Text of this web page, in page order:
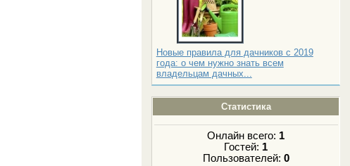
Новые правила для дачников с 2019
года: о чем нужно знать всем
владельцам дачных...
Статистика
Онлайн всего: 1
Гостей: 1
Пользователей: 0